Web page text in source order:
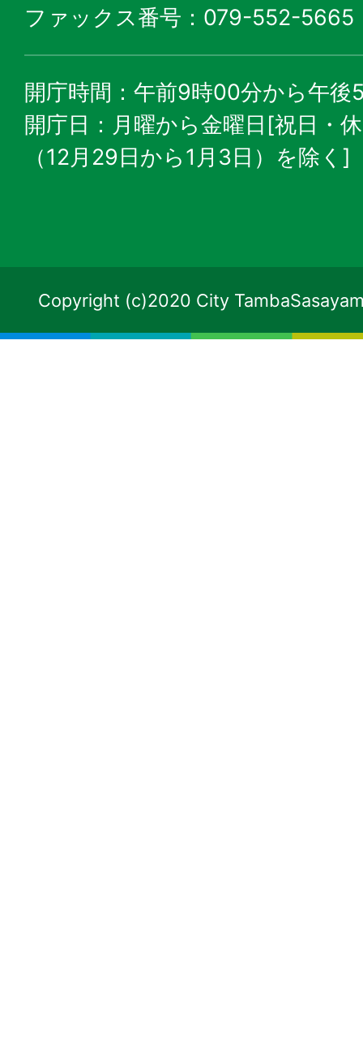
ファックス番号：079-552-5665
開庁時間：午前9時00分から午後
開庁日：月曜から金曜日[祝日・
（12月29日から1月3日）を除く]
Copyright (c)2020 City